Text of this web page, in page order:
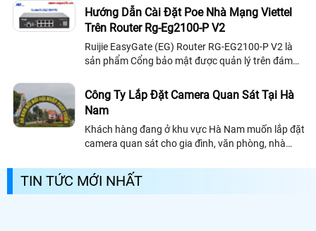
camera đều sử dụng NPAPI do Netscape, nhưng
Google đã ngừng hỗ trợ NPAPI
Hướng Dẫn Cài Đặt Poe Nhà Mạng Viettel
Trên Router Rg-Eg2100-P V2
Ruijie EasyGate (EG) Router RG-EG2100-P V2 là
sản phẩm Cổng bảo mật được quản lý trên đám
nghiệp khác nhau. Hỗ trợ một loạt các tính năng...
Công Ty Lắp Đặt Camera Quan Sát Tại Hà
Nam
Khách hàng đang ở khu vực Hà Nam muốn lắp đặt
camera quan sát cho gia đình, văn phòng, nhà
TIN TỨC MỚI NHẤT